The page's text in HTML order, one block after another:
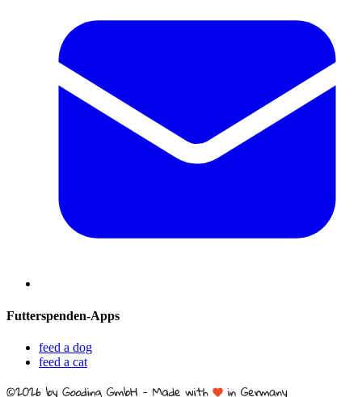
Futterspenden-Apps
feed a dog
feed a cat